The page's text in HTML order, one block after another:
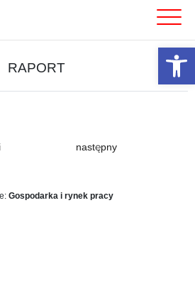
RAPORT
następny
Gospodarka i rynek pracy